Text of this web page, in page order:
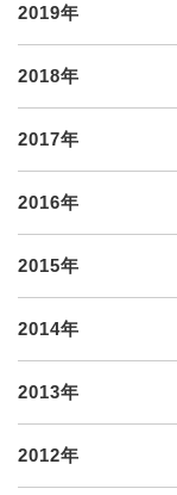
2019年
2018年
2017年
2016年
2015年
2014年
2013年
2012年